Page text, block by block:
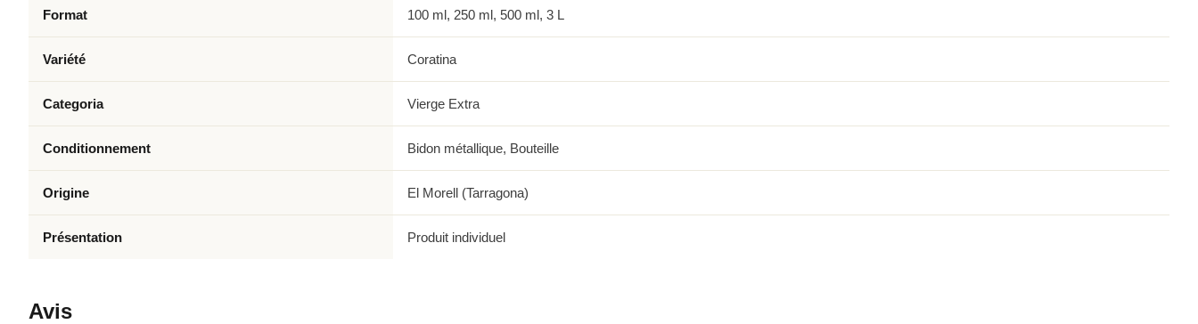
Format 100 ml, 250 ml, 500 ml, 3 L
Variété Coratina
Categoria Vierge Extra
Conditionnement Bidon métallique, Bouteille
Origine El Morell (Tarragona)
Présentation Produit individuel
Avis